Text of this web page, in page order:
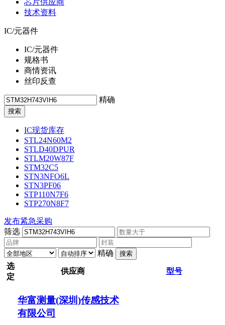
芯片供应商
技术资料
IC/元器件
IC/元器件
规格书
商情资讯
丝印反查
精确
IC现货库存
STL24N60M2
STLD40DPUR
STLM20W87F
STM32C5
STN3NFO6L
STN3PF06
STP110N7F6
STP270N8F7
发布紧急采购
筛选
精确 搜索
选
定
供应商 型号
华富测量(深圳)传感技术
有限公司